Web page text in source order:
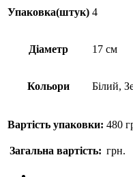
Упаковка(штук) 4
Діаметр 17 см
Кольори Білий,
Вартість упаковки: 480
Загальна вартість: грн.